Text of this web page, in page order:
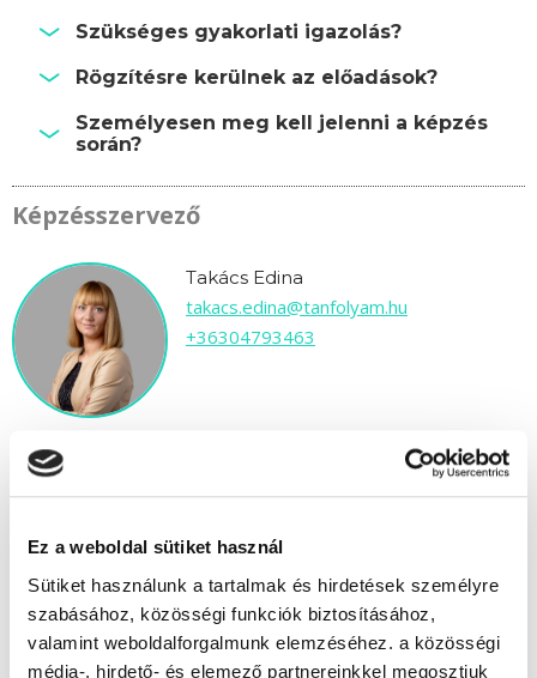
Ez a weboldal sütiket használ
Sütiket használunk a tartalmak és hirdetések személyre
szabásához, közösségi funkciók biztosításához,
valamint weboldalforgalmunk elemzéséhez. a közösségi
média-, hirdető- és elemező partnereinkkel megosztjuk
Szükséges gyakorlati igazolás?
Rögzítésre kerülnek az előadások?
Személyesen meg kell jelenni a képzés
során?
Képzésszervező
Takács Edina
takacs.edina@tanfolyam.hu
+36304793463
" M " csoport
84 nap az indulásig!
Időtartam: 3-4 hónap
Indulás időpontja:2026-10-30